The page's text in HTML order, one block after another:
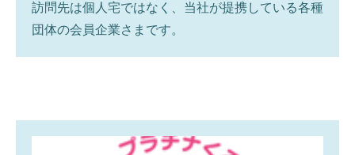
訪問先は個人宅ではなく、当社が提携している各種
団体の会員企業さまです。